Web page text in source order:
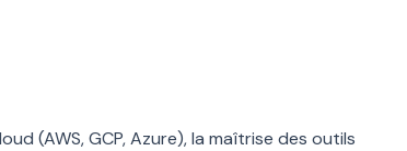
(AWS, GCP, Azure), la maîtrise des outils